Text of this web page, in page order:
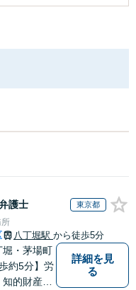
護士 東京都
八丁堀駅 から徒歩5分
堀・茅場町
約5分】労
的財産（I
詳細を見
る